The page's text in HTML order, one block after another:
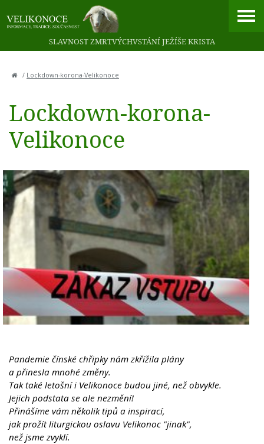
SLAVNOST ZMRTVÝCHVSTÁNÍ JEŽÍŠE KRISTA
/ Lockdown-korona-Velikonoce
Lockdown-korona-
Velikonoce
Pandemie čínské chřipky nám zkřížila plány
a přinesla mnohé změny.
Tak také letošní i Velikonoce budou jiné, než obvykle.
Jejich podstata se ale nezmění!
Přinášíme vám několik tipů a inspirací,
jak prožít liturgickou oslavu Velikonoc "jinak",
než jsme zvyklí.